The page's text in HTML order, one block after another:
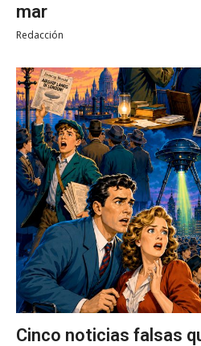
mar
Redacción
Cinco noticias falsas